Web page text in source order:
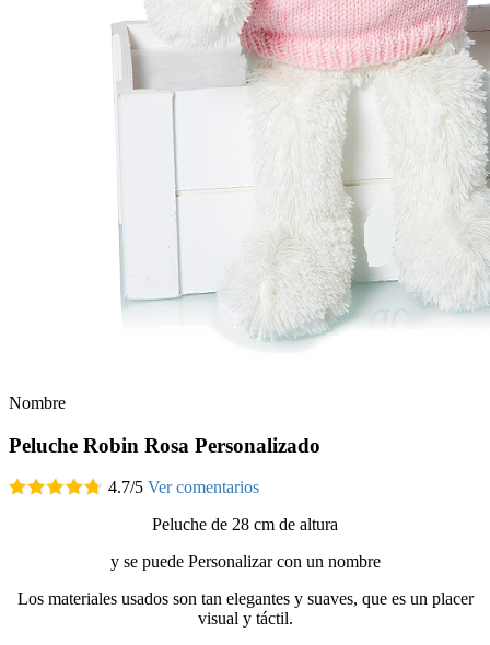
Nombre
Peluche Robin Rosa Personalizado
4.7/5 Ver comentarios
Peluche de 28 cm de altura
y se puede Personalizar con un nombre
Los materiales usados son tan elegantes y suaves, que es un placer
visual y táctil.